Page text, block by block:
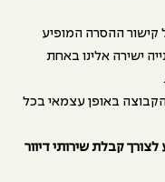
קישור ההסרה המופיע
ישירה אלינו באחת
באופן עצמאי בכל
קבלת שירותי דיוור